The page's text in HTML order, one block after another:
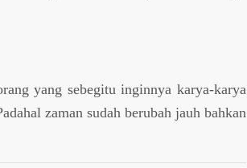
yang sebegitu inginnya karya-karya
zaman sudah berubah jauh bahkan